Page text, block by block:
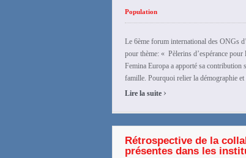
Population
Le 6ème forum international des ONGs
pour thème: « Pèlerins d’espérance
Femina Europa a apporté sa contribution
famille. Pourquoi relier la démographie
Lire la suite ›
Rétrospective de la
présentes dans les